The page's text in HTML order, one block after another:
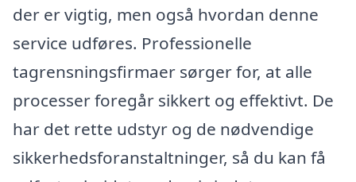
der er vigtig, men også hvordan denne
service udføres. Professionelle
tagrensningsfirmaer sørger for, at alle
processer foregår sikkert og effektivt. De
har det rette udstyr og de nødvendige
sikkerhedsforanstaltninger, så du kan få